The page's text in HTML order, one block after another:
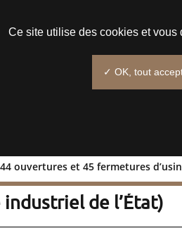
ouvertures et 45 fermetures
ouvertures et 45
de l’État)
Ce site utilise des cookies et
✓ OK, tout